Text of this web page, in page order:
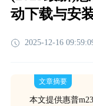
动下载与安
2025-12-16
文章摘要
本文提供惠普